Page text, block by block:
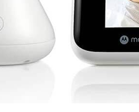
og 2× zoom. Systemet kan
op til fire babyenheder til
hvilket gør det fleksibelt for
op til 40–50 timer i